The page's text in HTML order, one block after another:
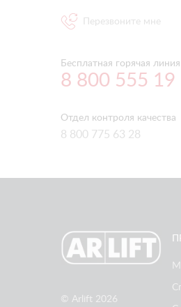
Перезвоните мне
Бесплатная горячая
8 800 555 19
Отдел контроля качества
8 800 775 63 28
© Arlift 2026